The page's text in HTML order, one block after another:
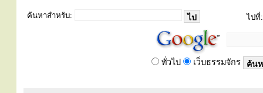
ค้นหาสำหรับ: ไปที่:
ทั่วไป เว็บธรรมจักร